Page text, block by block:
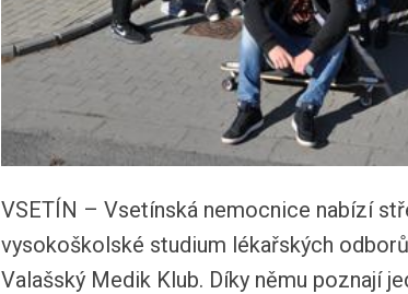
VSETÍN – Vsetínská nemocnice nabízí
vysokoškolské studium lékařských
Valašský Medik Klub. Díky němu poznají